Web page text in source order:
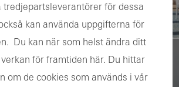
tredjepartsleverantörer för dessa
kan använda uppgifterna för
Du kan när som helst ändra ditt
för framtiden här. Du hittar
om de cookies som används i vår